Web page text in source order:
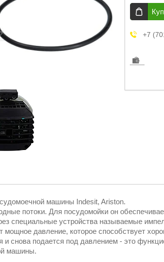
+7
машины Indesit, Ariston.
потоки. Для посудомойки он
специальные устройства называемые
давление, которое способствует
и снова подается под давлением - это
машины.